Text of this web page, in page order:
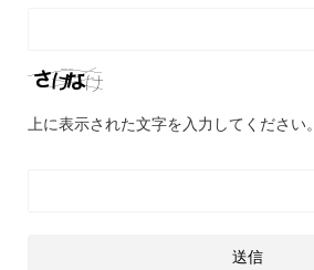
上に表示された文字を入力してください。